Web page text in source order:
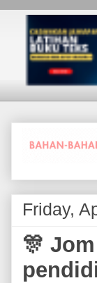
Friday,
🎊